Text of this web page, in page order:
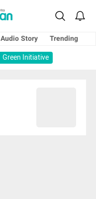
Audio Story
Trending
Green Initiative